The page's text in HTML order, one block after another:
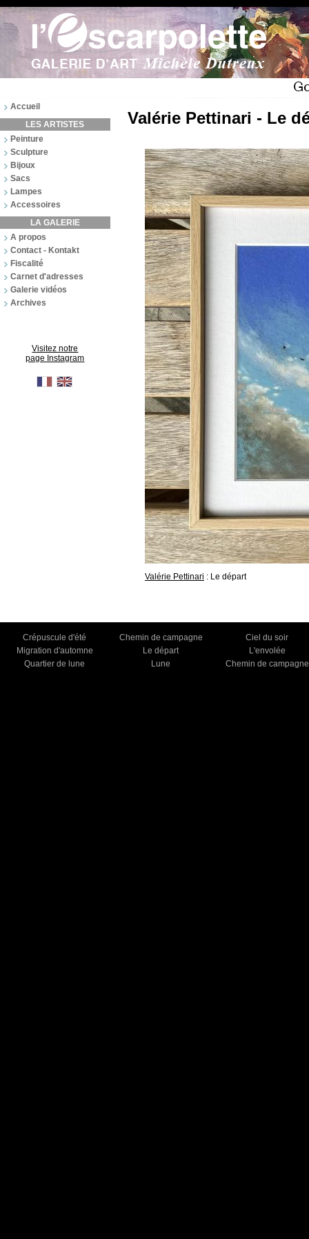
Accueil
LES ARTISTES
Peinture
Sculpture
Bijoux
Sacs
Lampes
Accessoires
LA GALERIE
A propos
Contact - Kontakt
Fiscalité
Carnet d'adresses
Galerie vidéos
Archives
Visitez notre
page Instagram
Valérie Pettinari - Le
Valérie Pettinari : Le départ
Crépuscule d'été Chemin de campagne
Ciel du soir
Migration d'automne
Le départ
L'envolée
Quartier de lune
Lune Chemin de campagne